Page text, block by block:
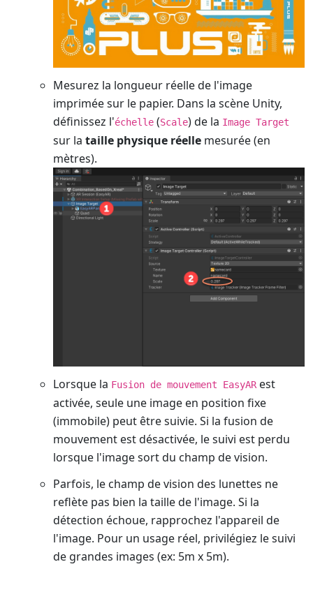
Mesurez la longueur réelle de l'image
imprimée sur le papier. Dans la scène Unity,
définissez l'échelle (Scale) de la Image Target
sur la taille physique réelle mesurée (en
mètres).
Lorsque la Fusion de mouvement EasyARest
activée, seule une image en position fixe
(immobile) peut être suivie. Si la fusion de
mouvement est désactivée, le suivi est perdu
lorsque l'image sort du champ de vision.
Parfois, le champ de vision des lunettes ne
reflète pas bien la taille de l'image. Si la
détection échoue, rapprochez l'appareil de
l'image. Pour un usage réel, privilégiez le suivi
de grandes images (ex: 5m x 5m).